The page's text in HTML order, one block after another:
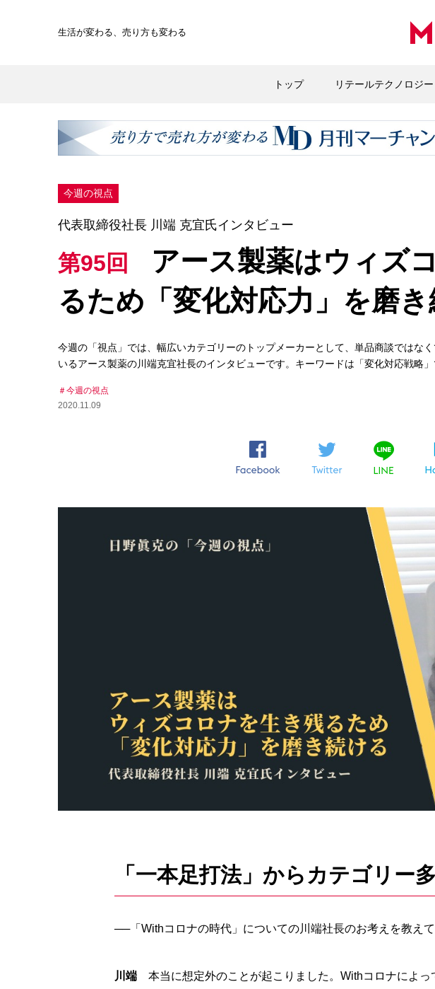
生活が変わる、 売り方も変わる
トップ リテールテクノロジー
今週の視点
代表取締役社長 川端 克宜氏インタビュー
第95回
アース製薬はウィズ
るため「変化対応力」を磨き
今週の「視点」では、幅広いカテゴリーのトップメーカーとして、単品商談ではな
いるアース製薬の川端克宜社長のインタビューです。キーワードは「変化対応戦略
今週の視点
2020.11.09
「一本足打法」からカテゴリー
──「Withコロナの時代」についての川端社長のお考えを教えて
川端 本当に想定外のことが起こりました。Withコロナによっ